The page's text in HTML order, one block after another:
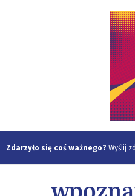
Zdarzyło się coś ważnego? Wyślij